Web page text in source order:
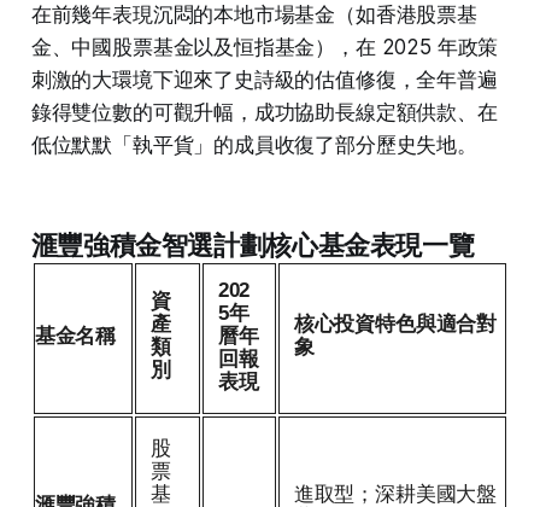
在前幾年表現沉悶的本地市場基金（如香港股票基
金、中國股票基金以及恒指基金），在 2025 年政策
刺激的大環境下迎來了史詩級的估值修復，全年普遍
錄得雙位數的可觀升幅，成功協助長線定額供款、在
低位默默「執平貨」的成員收復了部分歷史失地。
滙豐強積金智選計劃核心基金表現一覽
基金名稱
資
產
類
別
202
5年
曆年
回報
表現
核心投資特色與適合對
象
股
票
基
進取型；深耕美國大盤